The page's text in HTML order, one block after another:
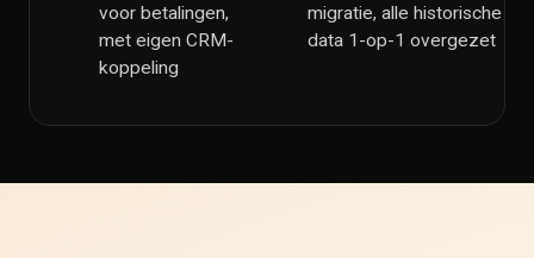
voor betalingen,
met eigen CRM-
koppeling
migratie, alle historische
data 1-op-1 overgezet